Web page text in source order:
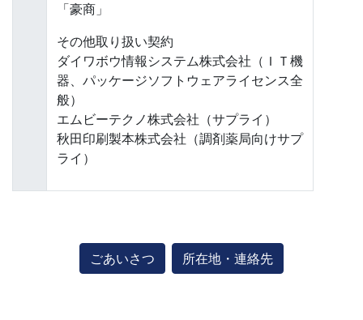
「豪商」
その他取り扱い契約
ダイワボウ情報システム株式会社（ＩＴ機
器、パッケージソフトウェアライセンス全
般）
エムビーテクノ株式会社（サプライ）
秋田印刷製本株式会社（調剤薬局向けサプ
ライ）
ごあいさつ 所在地・連絡先